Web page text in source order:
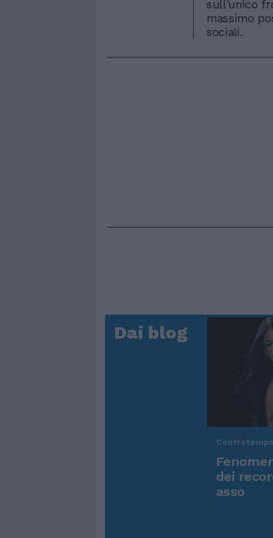
sull'unico
massimo
sociali.
Dai blog
Controtempo
dei
asso